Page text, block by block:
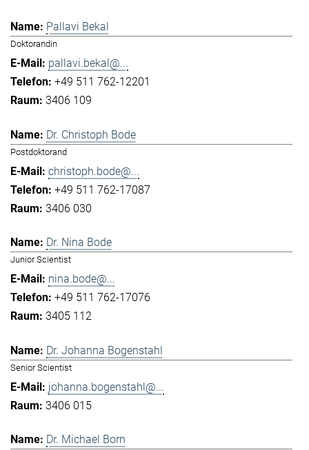
Pallavi Bekal
Doktorandin
pallavi.bekal@...
+49 511 762-12201
3406 109
Dr. Christoph Bode
Postdoktorand
christoph.bode@...
+49 511 762-17087
3406 030
Dr. Nina Bode
Junior Scientist
nina.bode@...
+49 511 762-17076
3405 112
Dr. Johanna Bogenstahl
Senior Scientist
johanna.bogenstahl@...
3406 015
Dr. Michael Born